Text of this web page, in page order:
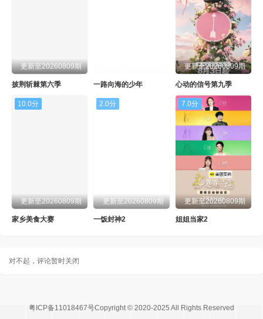
更新至20260809期
披荆斩棘第六季 一路向海的少年
更新至20260809期
心动的信号第九季
10.0分
更新至20260809期
家乡美食大赛
2.0分
更新至20260809期
一饭封神2
7.0分
更新至20260809期
姐姐当家2
对不起，评论暂时关闭
粤ICP备11018467号Copyright © 2020-2025 All Rights Reserved